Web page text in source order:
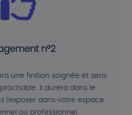
n°2
une finition soignée et sera
Il durera dans le
l'exposer dans votre espace
ou professionnel.